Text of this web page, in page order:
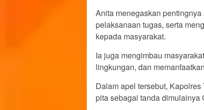
Anita menegaskan
pelaksanaan tugas, serta
kepada masyarakat.
Ia juga mengimbau
lingkungan, dan
Dalam apel tersebut,
pita sebagai tanda